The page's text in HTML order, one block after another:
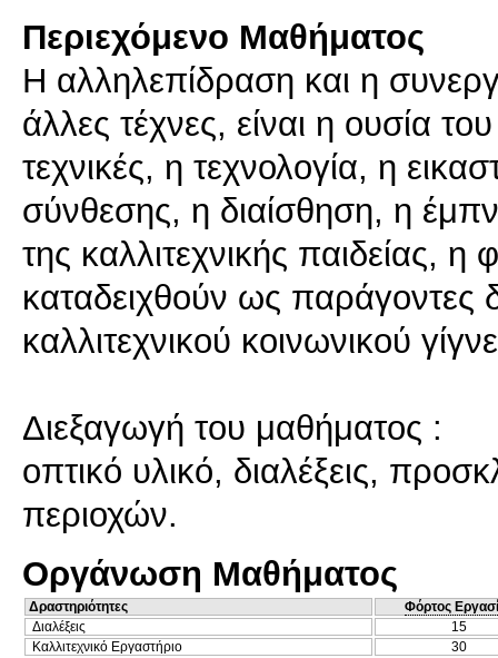
Περιεχόμενο Μαθήματος
Η αλληλεπίδραση και η
άλλες τέχνες, είναι η ουσία
τεχνικές, η τεχνολογία, η
σύνθεσης, η διαίσθηση, η
της καλλιτεχνικής παιδείας,
καταδειχθούν ως παράγοντες
καλλιτεχνικού κοινωνικού
Διεξαγωγή του μαθήματος :
οπτικό υλικό, διαλέξεις,
Οργάνωση Μαθήματος
Δραστηριότητες
Φόρτος
Διαλέξεις
15
Καλλιτεχνικό Εργαστήριο
30